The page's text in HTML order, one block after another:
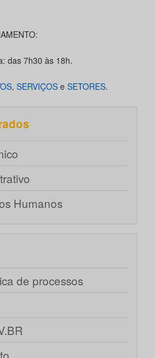
das 7h30 às 18h.
, SERVIÇOS e SETORES.
Humanos
de processos